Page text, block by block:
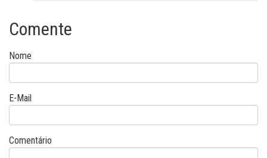
Comente
Nome
E-Mail
Comentário